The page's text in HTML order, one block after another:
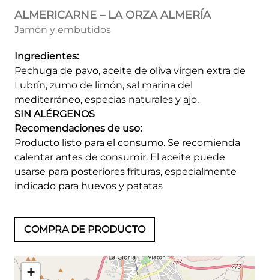
ALMERICARNE – LA ORZA ALMERÍA
Jamón y embutidos
Ingredientes:
Pechuga de pavo, aceite de oliva virgen extra de
Lubrín, zumo de limón, sal marina del
mediterráneo, especias naturales y ajo.
SIN ALÉRGENOS
Recomendaciones de uso:
Producto listo para el consumo. Se recomienda
calentar antes de consumir. El aceite puede
usarse para posteriores frituras, especialmente
indicado para huevos y patatas
COMPRA DE PRODUCTO
+